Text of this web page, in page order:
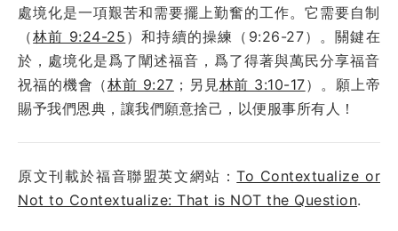
處境化是一項艱苦和需要擺上勤奮的工作。它需要自制
（林前 9:24-25 ）和持續的操練（9:26-27）。關鍵在
於，處境化是爲了闡述福音，爲了得著與萬民分享福音
祝福的機會（林前 9:27 ；另見林前 3:10-17）。願上帝
賜予我們恩典，讓我們願意捨己，以便服事所有人！
原文刊載於福音聯盟英文網站：To Contextualize or
Not to Contextualize: That is NOT the Question.